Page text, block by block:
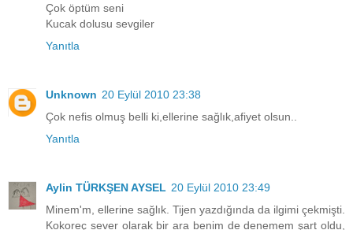
Çok öptüm seni
Kucak dolusu sevgiler
Yanıtla
Unknown 20 Eylül 2010 23:38
Çok nefis olmuş belli ki,ellerine sağlık,afiyet olsun..
Yanıtla
Aylin TÜRKŞEN AYSEL 20 Eylül 2010 23:49
Minem'm, ellerine sağlık. Tijen yazdığında da ilgimi çekmişti.
Kokoreç sever olarak bir ara benim de denemem şart oldu,